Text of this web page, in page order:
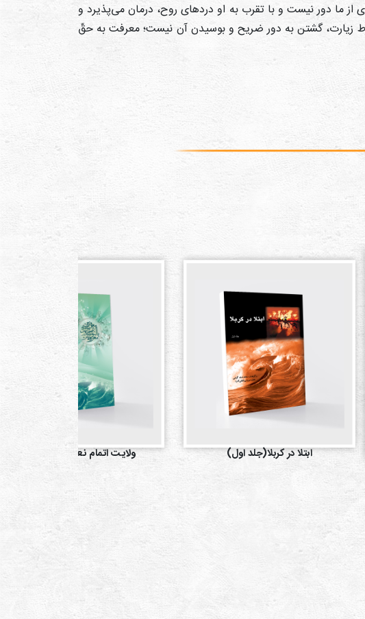
ما دور نیست و با تقرب به او دردهای روح، درمان می‌پذیرد و
زیارت، گشتن به دور ضریح و بوسیدن آن نیست؛ معرفت به حقّ
ابتلا در کربلا(جلد اول) ولایت اتمام نعمت(جلد اول)